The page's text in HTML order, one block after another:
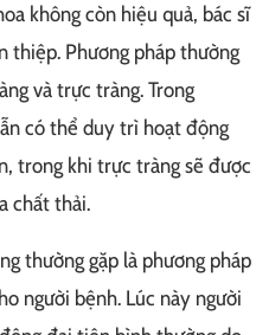
không còn hiệu quả, bác sĩ
thiệp. Phương pháp thường
và trực tràng. Trong
có thể duy trì hoạt động
trong khi trực tràng sẽ được
chất thải.
thường gặp là phương pháp
người bệnh. Lúc này người